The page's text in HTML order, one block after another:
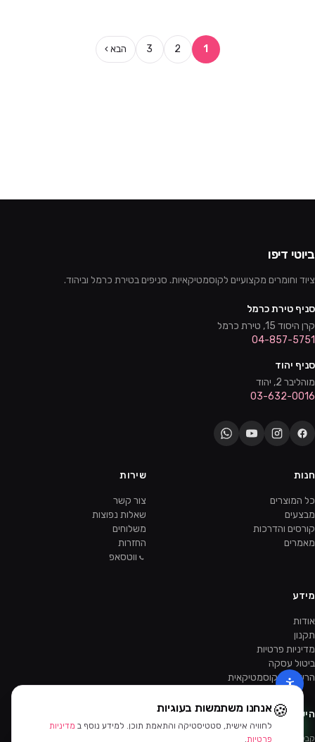
1
2
3 הבא ›
ביוטי דיפו
ציוד וחומרים מקצועיים לקוסמטיקאיות. סניפים בטירת כרמל וביהוד.
סניף טירת כרמל
קרן היסוד 15, טירת כרמל
04-857-5751
סניף יהוד
מוהליבר 2, יהוד
03-632-0016
חנות
כל המוצרים
מבצעים
קורסים והדרכות
מאמרים
שירות
צור קשר
שאלות נפוצות
משלוחים
החזרות
ווטסאפ
מידע
אודות
תקנון
מדיניות פרטיות
ביטול עסקה
הרשמה כקוסמטיקאית
הישארו מעודכנות
קבלו מבצעים ומוצרים חדשים קודם.
🍪אנחנו משתמשות בעוגיות
לחוויה אישית, סטטיסטיקה והתאמת תוכן. למידע נוסף ב מדיניות
פרטיות.